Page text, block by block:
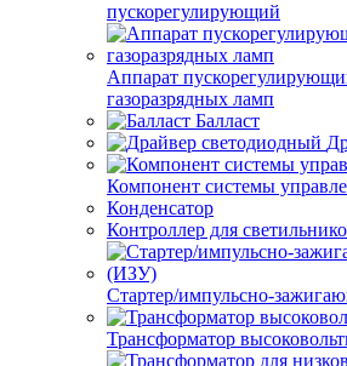
пускорегулирующий
Аппарат
газоразрядных ламп
Балласт
Компонент системы
Конденсатор
Контроллер для
Стартер/импульсно-
Трансформатор